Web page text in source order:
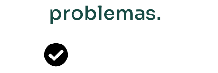
problemas.